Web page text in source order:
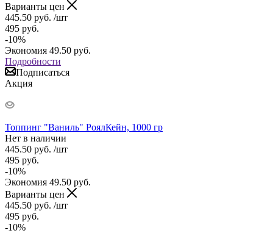
Варианты цен
445.50 руб. /шт
495 руб.
-10%
Экономия 49.50 руб.
Подробности
Подписаться
Акция
Топпинг "Ваниль" РоялКейн, 1000 гр
Нет в наличии
445.50 руб. /шт
495 руб.
-10%
Экономия 49.50 руб.
Варианты цен
445.50 руб. /шт
495 руб.
-10%